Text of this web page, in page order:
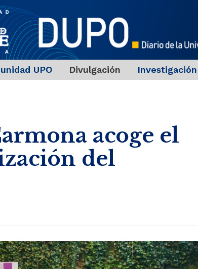
UPO Divulgación Investigación
acoge el
del